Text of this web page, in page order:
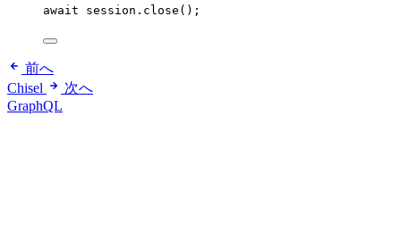
await session . close ();
前へ
Chisel
次へ
GraphQL